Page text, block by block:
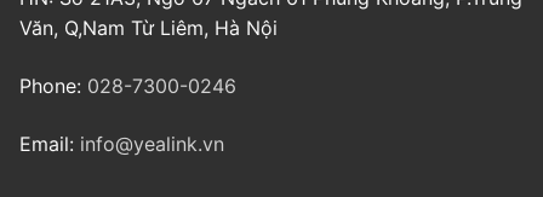
Văn, Q,Nam Từ Liêm, Hà Nội
Phone: 028-7300-0246
Email: info@yealink.vn